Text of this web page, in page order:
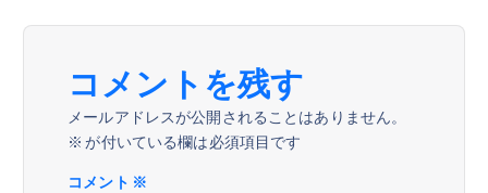
シ
コメントを残す
メールアドレスが公開されることはありません。
※ が付いている欄は必須項目です
コメント ※